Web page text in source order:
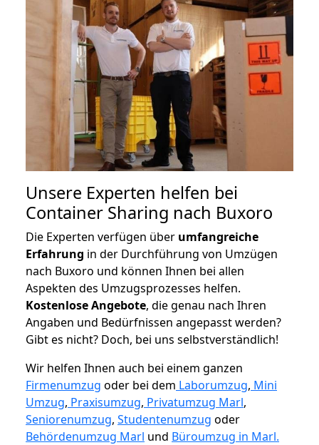
Unsere Experten helfen bei
Container Sharing nach Buxoro
Die Experten verfügen über umfangreiche
Erfahrung in der Durchführung von Umzügen
nach Buxoro und können Ihnen bei allen
Aspekten des Umzugsprozesses helfen.
Kostenlose Angebote, die genau nach Ihren
Angaben und Bedürfnissen angepasst werden?
Gibt es nicht? Doch, bei uns selbstverständlich!
Wir helfen Ihnen auch bei einem ganzen
Firmenumzug oder bei dem Laborumzug, Mini
Umzug, Praxisumzug, Privatumzug Marl,
Seniorenumzug, Studentenumzug oder
Behördenumzug Marl und Büroumzug in Marl.